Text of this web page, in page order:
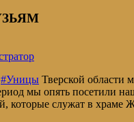
#Уницы Тверской области
мы опять посетили
которые служат в храме